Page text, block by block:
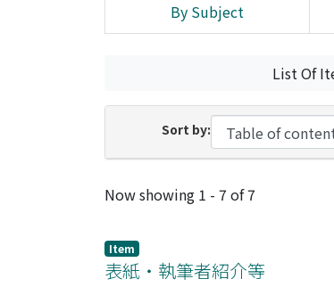
By Subject
List Of
Sort by:
Recent Submissions
Now showing 1 - 7 of 7
Item
表紙・執筆者紹介等